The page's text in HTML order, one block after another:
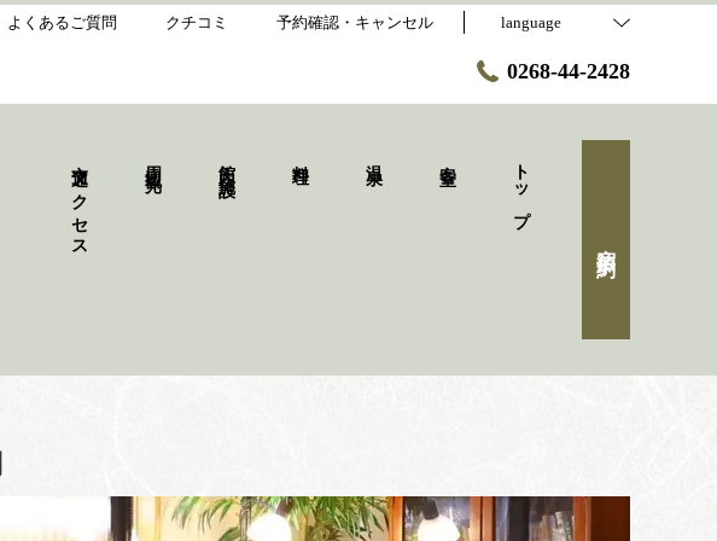
よくあるご質問 クチコミ 予約確認・キャンセル language
0268-44-2428
トップ
館内・施設
交通アクセス